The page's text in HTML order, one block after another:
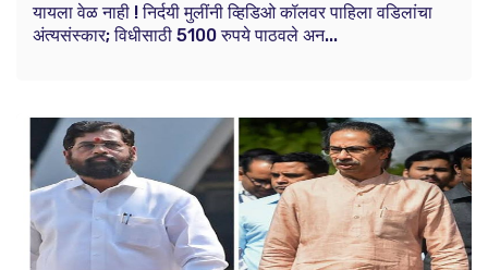
यायला वेळ नाही ! निर्दयी मुलींनी व्हिडिओ कॉलवर पाहिला वडिलांचा
अंत्यसंस्कार; विधीसाठी 5100 रुपये पाठवले अन...